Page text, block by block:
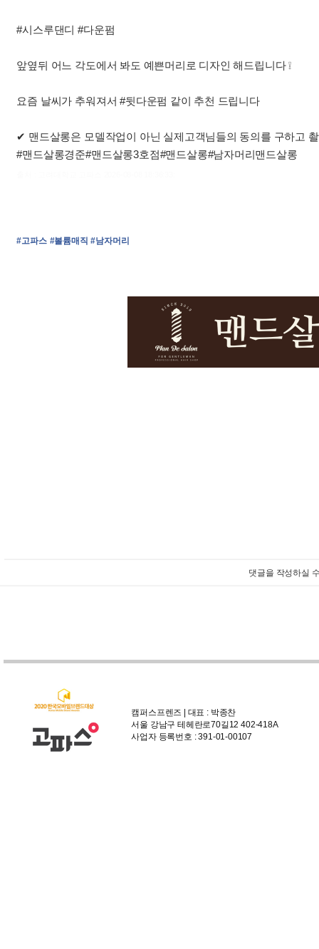
#시스루댄디 #다운펌
앞옆뒤 어느 각도에서 봐도 예쁜머리로 디자인 해드립니다 ❕
요즘 날씨가 추워져서 #뒷다운펌 같이 추천 드립니다
✔ 맨드살롱은 모델작업이 아닌 실제고객님들의 동의를 구하고
#맨드살롱경준#맨드살롱3호점#맨드살롱#남자머리맨드살롱
#고파스 #볼륨매직 #남자머리
댓글을 작성하실
캠퍼스프렌즈 | 대표 : 박종찬
서울 강남구 테헤란로70길12 402-418A
사업자 등록번호 : 391-01-00107